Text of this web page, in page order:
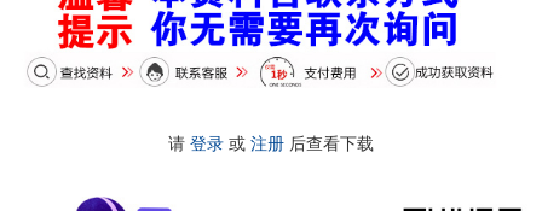
请 登录 或 注册 后查看下载